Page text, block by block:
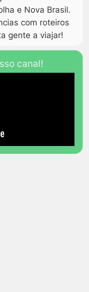
e Nova Brasil.
com roteiros
gente a viajar!
canal!